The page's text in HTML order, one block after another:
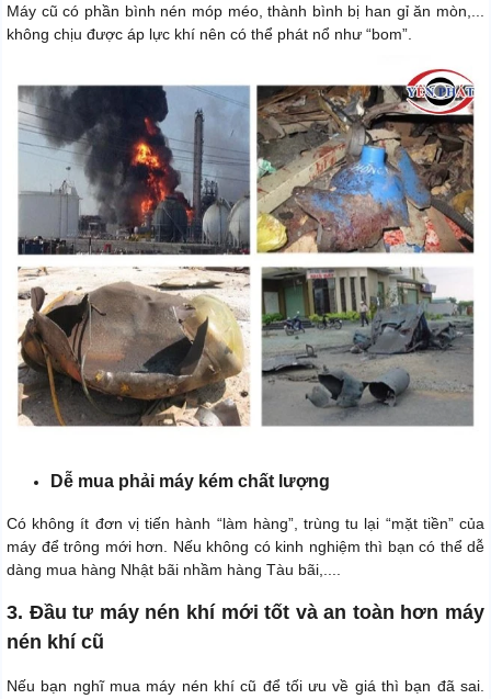
Máy cũ có phần bình nén móp méo, thành bình bị han gỉ ăn mòn,...
không chịu được áp lực khí nên có thể phát nổ như “bom”.
Dễ mua phải máy kém chất lượng
Có không ít đơn vị tiến hành “làm hàng”, trùng tu lại “mặt tiền” của
máy để trông mới hơn. Nếu không có kinh nghiệm thì bạn có thể dễ
dàng mua hàng Nhật bãi nhầm hàng Tàu bãi,....
3. Đầu tư máy nén khí mới tốt và an toàn hơn máy
nén khí cũ
Nếu bạn nghĩ mua máy nén khí cũ để tối ưu về giá thì bạn đã sai.